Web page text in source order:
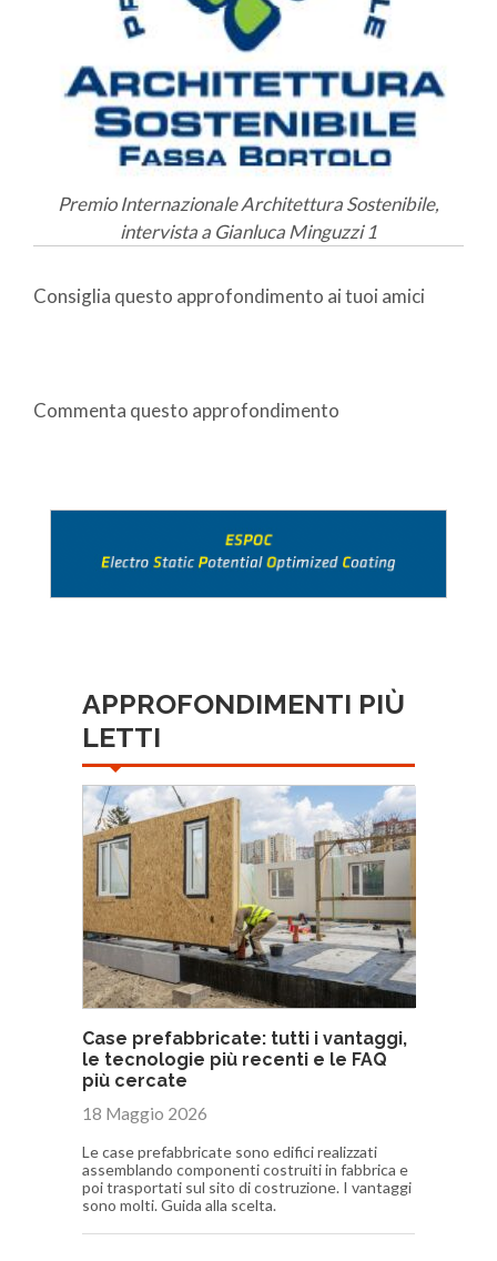
Premio Internazionale Architettura Sostenibile,
intervista a Gianluca Minguzzi 1
Consiglia questo approfondimento ai tuoi amici
Commenta questo approfondimento
APPROFONDIMENTI PIÙ
LETTI
Case prefabbricate: tutti i vantaggi,
le tecnologie più recenti e le FAQ
più cercate
18 Maggio 2026
Le case prefabbricate sono edifici realizzati
assemblando componenti costruiti in fabbrica e
poi trasportati sul sito di costruzione. I vantaggi
sono molti. Guida alla scelta.